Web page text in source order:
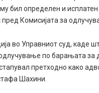
му бил определен и
пред Комисијата за
во Управниот суд,
по барањата за
претходно како
Шахини.